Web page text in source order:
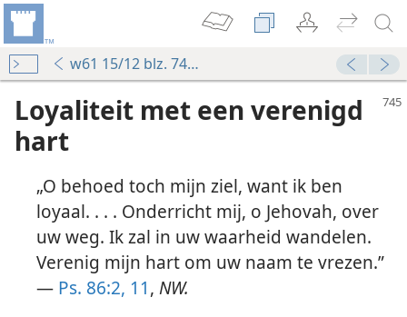
w61 15/12 blz. 745-753
Loyaliteit met een verenigd
hart
„O behoed toch mijn ziel, want ik ben
loyaal. . . . Onderricht mij, o Jehovah, over
uw weg. Ik zal in uw waarheid wandelen.
Verenig mijn hart om uw naam te vrezen.”
— Ps. 86:2, 11, NW.